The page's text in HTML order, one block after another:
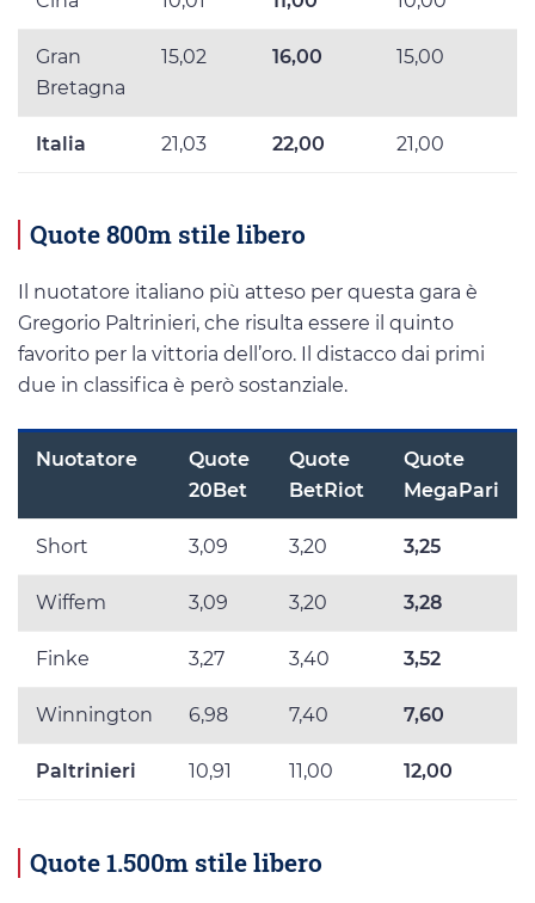
Gran
Bretagna
15,02 16,00 15,00
Italia 21,03 22,00 21,00
Quote 800m stile libero
Il nuotatore italiano più atteso per questa gara è
Gregorio Paltrinieri, che risulta essere il quinto
favorito per la vittoria dell’oro. Il distacco dai primi
due in classifica è però sostanziale.
Nuotatore
Quote
20Bet
Quote
BetRiot
Quote
MegaPari
Short 3,09 3,20 3,25
Wiffem 3,09 3,20 3,28
Finke 3,27 3,40 3,52
Winnington 6,98 7,40 7,60
Paltrinieri 10,91 11,00 12,00
Quote 1.500m stile libero